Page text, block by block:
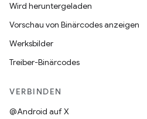
Wird heruntergeladen
Vorschau von Binärcodes anzeigen
Werksbilder
Treiber-Binärcodes
VERBINDEN
@Android auf X